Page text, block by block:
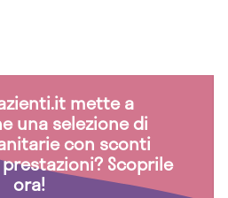
mette a
una selezione di
con sconti
Scoprile
ora!